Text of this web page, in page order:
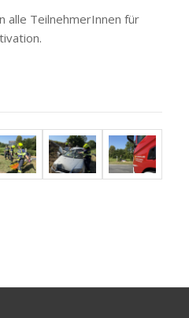
alle TeilnehmerInnen für